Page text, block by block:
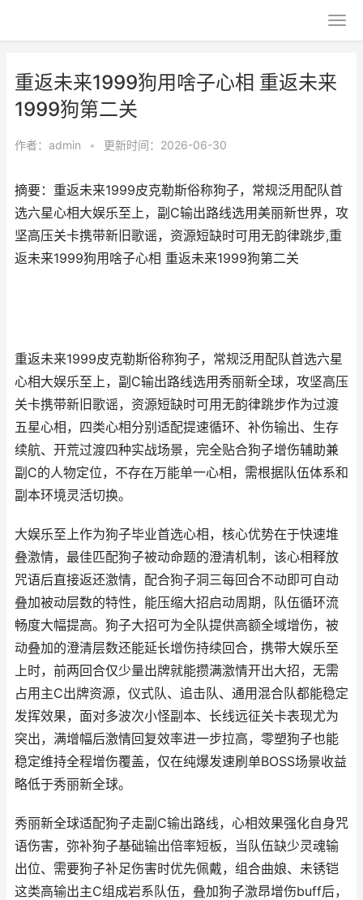
重返未来1999狗用啥子心相 重返未来
1999狗第二关
作者： admin • 更新时间：2026-06-30
摘要：重返未来1999皮克勒斯俗称狗子，常规泛用配队首
选六星心相大娱乐至上，副C输出路线选用美丽新世界，攻
坚高压关卡携带新旧歌谣，资源短缺时可用无韵律跳步,重
返未来1999狗用啥子心相 重返未来1999狗第二关
重返未来1999皮克勒斯俗称狗子，常规泛用配队首选六星
心相大娱乐至上，副C输出路线选用秀丽新全球，攻坚高压
关卡携带新旧歌谣，资源短缺时可用无韵律跳步作为过渡
五星心相，四类心相分别适配提速循环、补伤输出、生存
续航、开荒过渡四种实战场景，完全贴合狗子增伤辅助兼
副C的人物定位，不存在万能单一心相，需根据队伍体系和
副本环境灵活切换。
大娱乐至上作为狗子毕业首选心相，核心优势在于快速堆
叠激情，最佳匹配狗子被动命题的澄清机制，该心相释放
咒语后直接返还激情，配合狗子洞三每回合不动即可自动
叠加被动层数的特性，能压缩大招启动周期，队伍循环流
畅度大幅提高。狗子大招可为全队提供高额全域增伤，被
动叠加的澄清层数还能延长增伤持续回合，携带大娱乐至
上时，前两回合仅少量出牌就能攒满激情开出大招，无需
占用主C出牌资源，仪式队、追击队、通用混合队都能稳定
发挥效果，面对多波次小怪副本、长线远征关卡表现尤为
突出，满增幅后激情回复效率进一步拉高，零塑狗子也能
稳定维持全程增伤覆盖，仅在纯爆发速刷单BOSS场景收益
略低于秀丽新全球。
秀丽新全球适配狗子走副C输出路线，心相效果强化自身咒
语伤害，弥补狗子基础输出倍率短板，当队伍缺少灵魂输
出位、需要狗子补足伤害时优先佩戴，组合曲娘、未锈铠
这类高输出主C组成岩系队伍，叠加狗子激昂增伤buff后，